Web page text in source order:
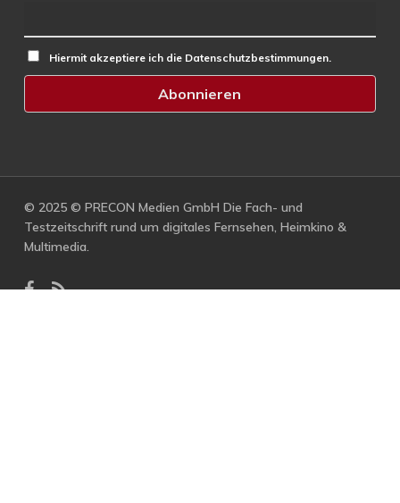
Hiermit akzeptiere ich die Datenschutzbestimmungen.
© 2025 © PRECON Medien GmbH Die Fach- und
Testzeitschrift rund um digitales Fernsehen, Heimkino &
Multimedia.
facebook
RSS